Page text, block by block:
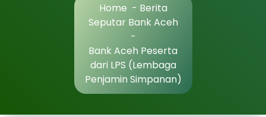
Home - Berita
Seputar Bank Aceh
-
Bank Aceh Peserta
dari LPS (Lembaga
Penjamin Simpanan)